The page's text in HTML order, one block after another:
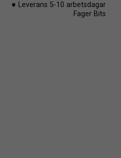
Leverans 5-10 arbetsdagar
Fager Bits